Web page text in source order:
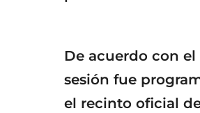
De acuerdo con
sesión fue
el recinto oficial